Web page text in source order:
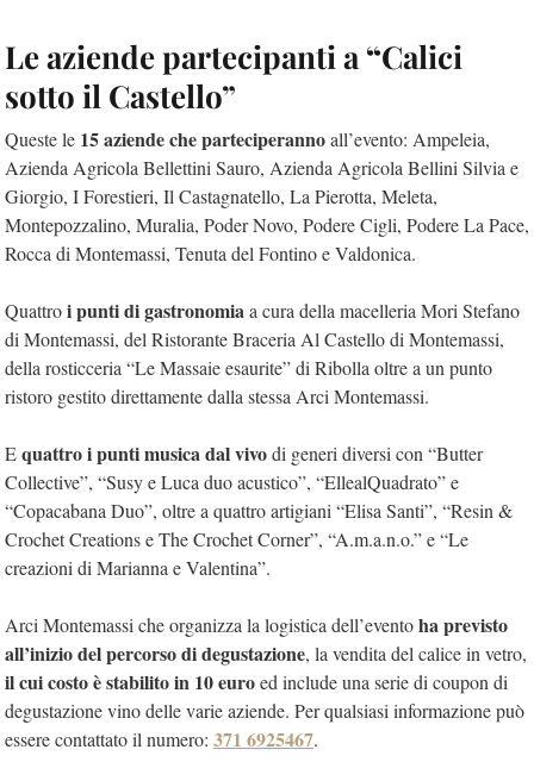
Le aziende partecipanti a “Calici
sotto il Castello”
Queste le 15 aziende che parteciperannoall’evento: Ampeleia,
Azienda Agricola Bellettini Sauro, Azienda Agricola Bellini Silvia e
Giorgio, I Forestieri, Il Castagnatello, La Pierotta, Meleta,
Montepozzalino, Muralia, Poder Novo, Podere Cigli, Podere La Pace,
Rocca di Montemassi, Tenuta del Fontino e Valdonica.
Quattroi punti di gastronomiaa cura della macelleria Mori Stefano
di Montemassi, del Ristorante Braceria Al Castello di Montemassi,
della rosticceria “Le Massaie esaurite” di Ribolla oltre a un punto
ristoro gestito direttamente dalla stessa Arci Montemassi.
Equattro i punti musica dal vivodi generi diversi con “Butter
Collective”, “Susy e Luca duo acustico”, “EllealQuadrato” e
“Copacabana Duo”, oltre a quattro artigiani “Elisa Santi”, “Resin &
Crochet Creations e The Crochet Corner”, “A.m.a.n.o.” e “Le
creazioni di Marianna e Valentina”.
Arci Montemassi che organizza la logistica dell’eventoha previsto
all’inizio del percorso di degustazione, la vendita del calice in vetro,
il cui costo è stabilito in 10 euroed include una serie di coupon di
degustazione vino delle varie aziende. Per qualsiasi informazione può
essere contattato il numero: 371 6925467.